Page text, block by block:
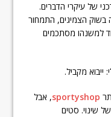
של עיקרי הדברים.
הצמיגים, התמחור
למשנהו מסתכמים
ייבוא מקביל.
sportyshop, אבל
שינוי. סטים